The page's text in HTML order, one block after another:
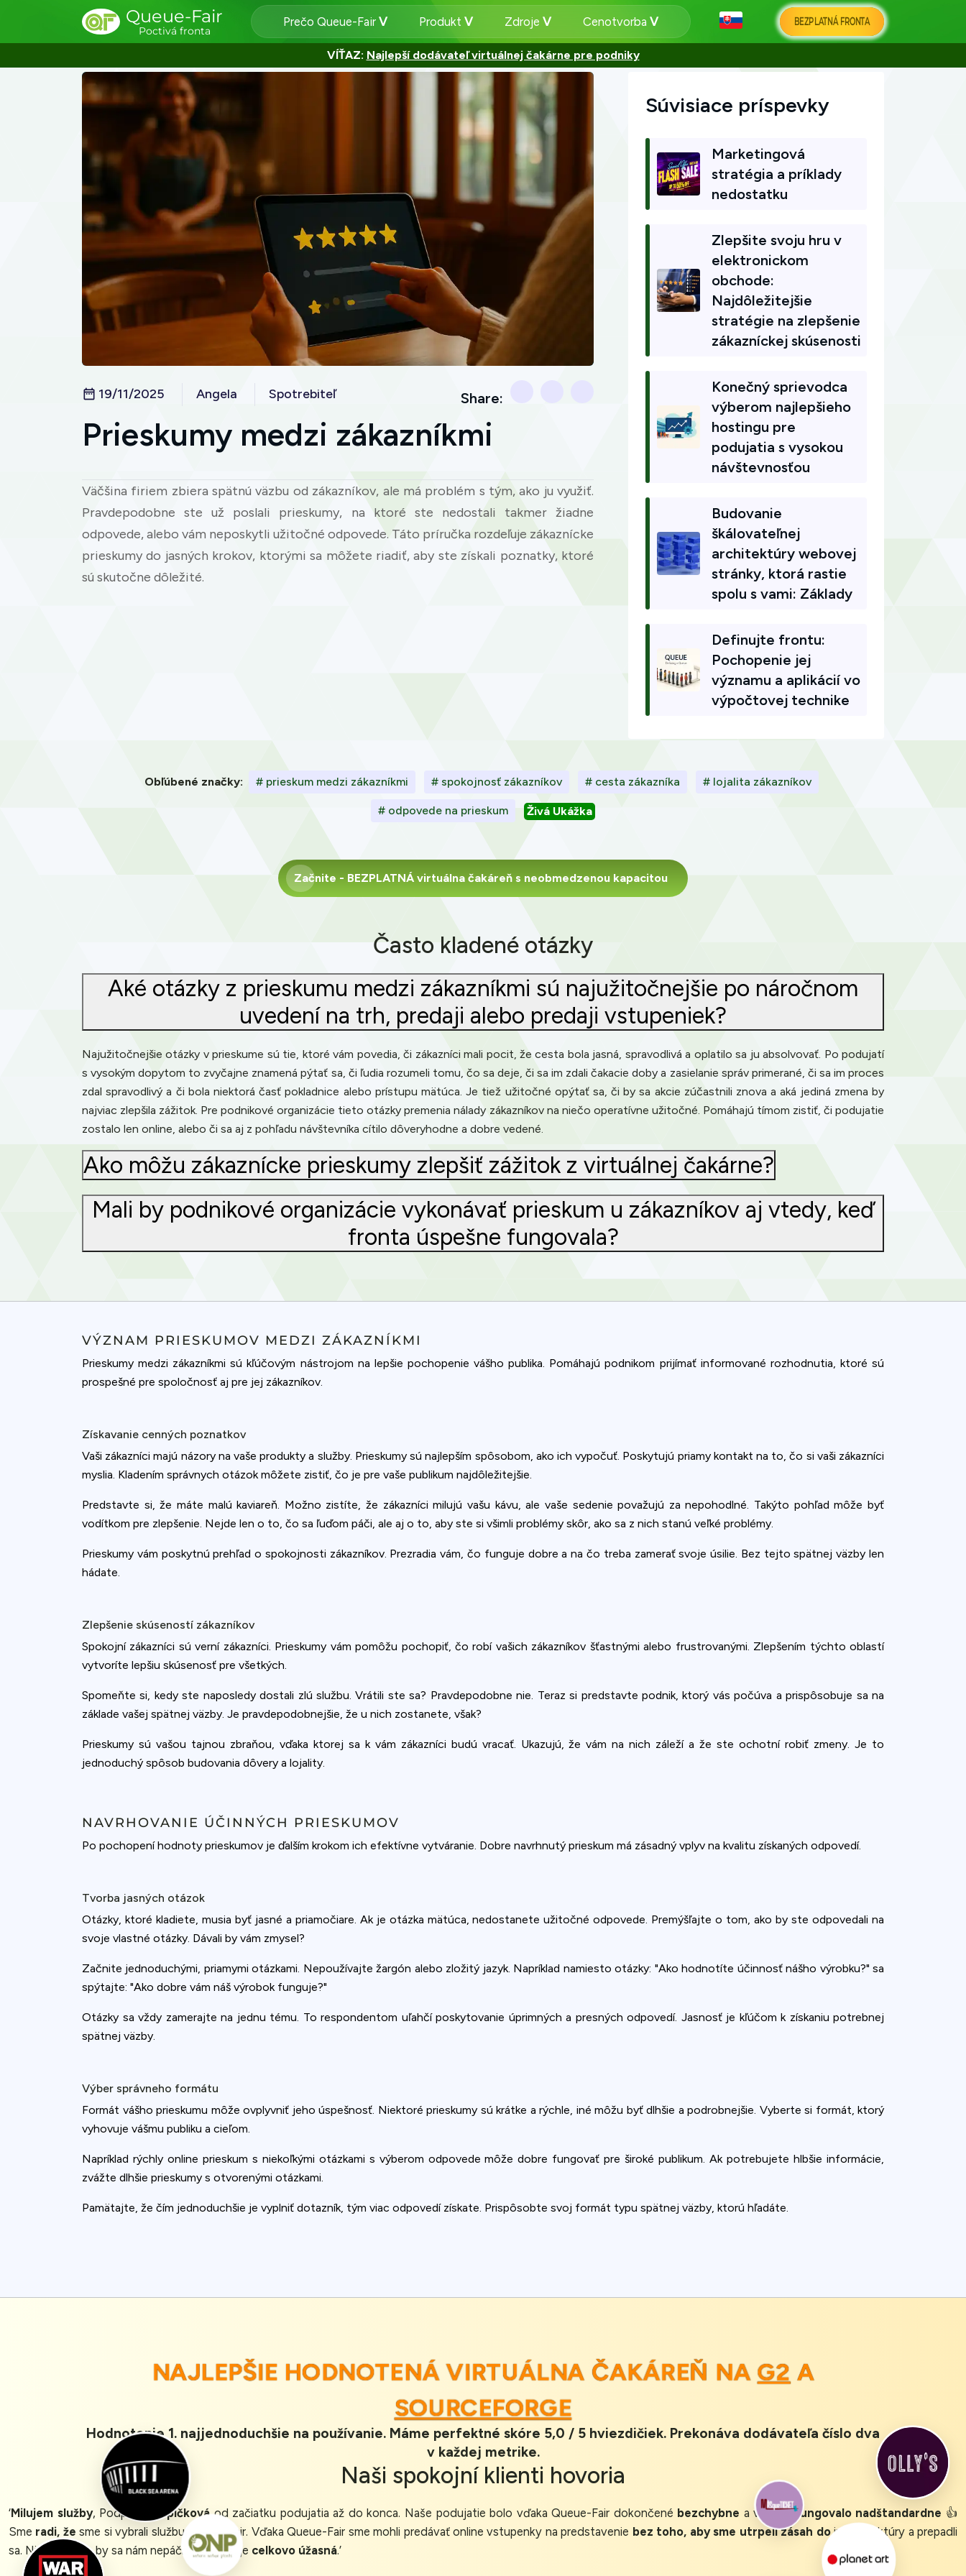
Queue-Fair
Poctivá fronta
Prečo Queue-Fair Produkt Zdroje Cenotvorba BEZPLATNÁ FRONTA
VÍŤAZ: Najlepší dodávateľ virtuálnej čakárne pre podniky
19/11/2025 Angela Spotrebiteľ Share:
Prieskumy medzi zákazníkmi
Väčšina firiem zbiera spätnú väzbu od zákazníkov, ale má problém s tým, ako ju využiť.
Pravdepodobne ste už poslali prieskumy, na ktoré ste nedostali takmer žiadne
odpovede, alebo vám neposkytli užitočné odpovede. Táto príručka rozdeľuje zákaznícke
prieskumy do jasných krokov, ktorými sa môžete riadiť, aby ste získali poznatky, ktoré
sú skutočne dôležité.
Súvisiace príspevky
Marketingová
stratégia a príklady
nedostatku
Zlepšite svoju hru v
elektronickom
obchode:
Najdôležitejšie
stratégie na zlepšenie
zákazníckej skúsenosti
Konečný sprievodca
výberom najlepšieho
hostingu pre
podujatia s vysokou
návštevnosťou
Budovanie
škálovateľnej
architektúry webovej
stránky, ktorá rastie
spolu s vami: Základy
Definujte frontu:
Pochopenie jej
významu a aplikácií vo
výpočtovej technike
Obľúbené značky: # prieskum medzi zákazníkmi # spokojnosť zákazníkov # cesta zákazníka # lojalita zákazníkov
# odpovede na prieskum Živá Ukážka
Začnite - BEZPLATNÁ virtuálna čakáreň s neobmedzenou kapacitou
Často kladené otázky
Aké otázky z prieskumu medzi zákazníkmi sú najužitočnejšie po náročnom
uvedení na trh, predaji alebo predaji vstupeniek?
Najužitočnejšie otázky v prieskume sú tie, ktoré vám povedia, či zákazníci mali pocit, že cesta bola jasná, spravodlivá a oplatilo sa ju absolvovať. Po podujatí
s vysokým dopytom to zvyčajne znamená pýtať sa, či ľudia rozumeli tomu, čo sa deje, či sa im zdali čakacie doby a zasielanie správ primerané, či sa im proces
zdal spravodlivý a či bola niektorá časť pokladnice alebo prístupu mätúca. Je tiež užitočné opýtať sa, či by sa akcie zúčastnili znova a aká jediná zmena by
najviac zlepšila zážitok. Pre podnikové organizácie tieto otázky premenia nálady zákazníkov na niečo operatívne užitočné. Pomáhajú tímom zistiť, či podujatie
zostalo len online, alebo či sa aj z pohľadu návštevníka cítilo dôveryhodne a dobre vedené.
Ako môžu zákaznícke prieskumy zlepšiť zážitok z virtuálnej čakárne?
Mali by podnikové organizácie vykonávať prieskum u zákazníkov aj vtedy, keď
fronta úspešne fungovala?
VÝZNAM PRIESKUMOV MEDZI ZÁKAZNÍKMI
Prieskumy medzi zákazníkmi sú kľúčovým nástrojom na lepšie pochopenie vášho publika. Pomáhajú podnikom prijímať informované rozhodnutia, ktoré sú
prospešné pre spoločnosť aj pre jej zákazníkov.
Získavanie cenných poznatkov
Vaši zákazníci majú názory na vaše produkty a služby. Prieskumy sú najlepším spôsobom, ako ich vypočuť. Poskytujú priamy kontakt na to, čo si vaši zákazníci
myslia. Kladením správnych otázok môžete zistiť, čo je pre vaše publikum najdôležitejšie.
Predstavte si, že máte malú kaviareň. Možno zistíte, že zákazníci milujú vašu kávu, ale vaše sedenie považujú za nepohodlné. Takýto pohľad môže byť
vodítkom pre zlepšenie. Nejde len o to, čo sa ľuďom páči, ale aj o to, aby ste si všimli problémy skôr, ako sa z nich stanú veľké problémy.
Prieskumy vám poskytnú prehľad o spokojnosti zákazníkov. Prezradia vám, čo funguje dobre a na čo treba zamerať svoje úsilie. Bez tejto spätnej väzby len
hádate.
Zlepšenie skúseností zákazníkov
Spokojní zákazníci sú verní zákazníci. Prieskumy vám pomôžu pochopiť, čo robí vašich zákazníkov šťastnými alebo frustrovanými. Zlepšením týchto oblastí
vytvoríte lepšiu skúsenosť pre všetkých.
Spomeňte si, kedy ste naposledy dostali zlú službu. Vrátili ste sa? Pravdepodobne nie. Teraz si predstavte podnik, ktorý vás počúva a prispôsobuje sa na
základe vašej spätnej väzby. Je pravdepodobnejšie, že u nich zostanete, však?
Prieskumy sú vašou tajnou zbraňou, vďaka ktorej sa k vám zákazníci budú vracať. Ukazujú, že vám na nich záleží a že ste ochotní robiť zmeny. Je to
jednoduchý spôsob budovania dôvery a lojality.
NAVRHOVANIE ÚČINNÝCH PRIESKUMOV
Po pochopení hodnoty prieskumov je ďalším krokom ich efektívne vytváranie. Dobre navrhnutý prieskum má zásadný vplyv na kvalitu získaných odpovedí.
Tvorba jasných otázok
Otázky, ktoré kladiete, musia byť jasné a priamočiare. Ak je otázka mätúca, nedostanete užitočné odpovede. Premýšľajte o tom, ako by ste odpovedali na
svoje vlastné otázky. Dávali by vám zmysel?
Začnite jednoduchými, priamymi otázkami. Nepoužívajte žargón alebo zložitý jazyk. Napríklad namiesto otázky: "Ako hodnotíte účinnosť nášho výrobku?" sa
spýtajte: "Ako dobre vám náš výrobok funguje?"
Otázky sa vždy zamerajte na jednu tému. To respondentom uľahčí poskytovanie úprimných a presných odpovedí. Jasnosť je kľúčom k získaniu potrebnej
spätnej väzby.
Výber správneho formátu
Formát vášho prieskumu môže ovplyvniť jeho úspešnosť. Niektoré prieskumy sú krátke a rýchle, iné môžu byť dlhšie a podrobnejšie. Vyberte si formát, ktorý
vyhovuje vášmu publiku a cieľom.
Napríklad rýchly online prieskum s niekoľkými otázkami s výberom odpovede môže dobre fungovať pre široké publikum. Ak potrebujete hlbšie informácie,
zvážte dlhšie prieskumy s otvorenými otázkami.
Pamätajte, že čím jednoduchšie je vyplniť dotazník, tým viac odpovedí získate. Prispôsobte svoj formát typu spätnej väzby, ktorú hľadáte.
NAJLEPŠIE HODNOTENÁ VIRTUÁLNA ČAKÁREŇ NAG2A
SOURCEFORGE
Hodnotenie 1. najjednoduchšie na používanie. Máme perfektné skóre 5,0 / 5 hviezdičiek. Prekonáva dodávateľa číslo dva
v každej metrike.
Naši spokojní klienti hovoria
‘Milujem služby, Podpora je špičkováod začiatku podujatia až do konca. Naše podujatie bolo vďaka Queue-Fair dokončené bezchybne a všetkofungovalo nadštandardne 👍
Sme radi, že sme si vybrali službu Queue-Fair. Vďaka Queue-Fair sme mohli predávať online vstupenky na predstavenie bez toho, aby sme utrpeli zásah doinfraštruktúry a prepadli
sa. Nie je nič, čo by sa nám nepáčilo - služba je celkovo úžasná.’